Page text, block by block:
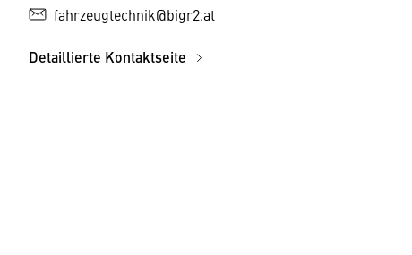
fahrzeugtechnik@bigr2.at
Detaillierte Kontaktseite